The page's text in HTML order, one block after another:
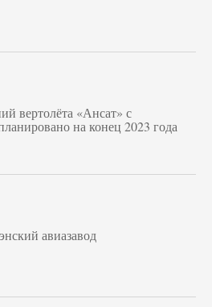
вертолёта «Ансат» с
на конец 2023 года
авиазавод